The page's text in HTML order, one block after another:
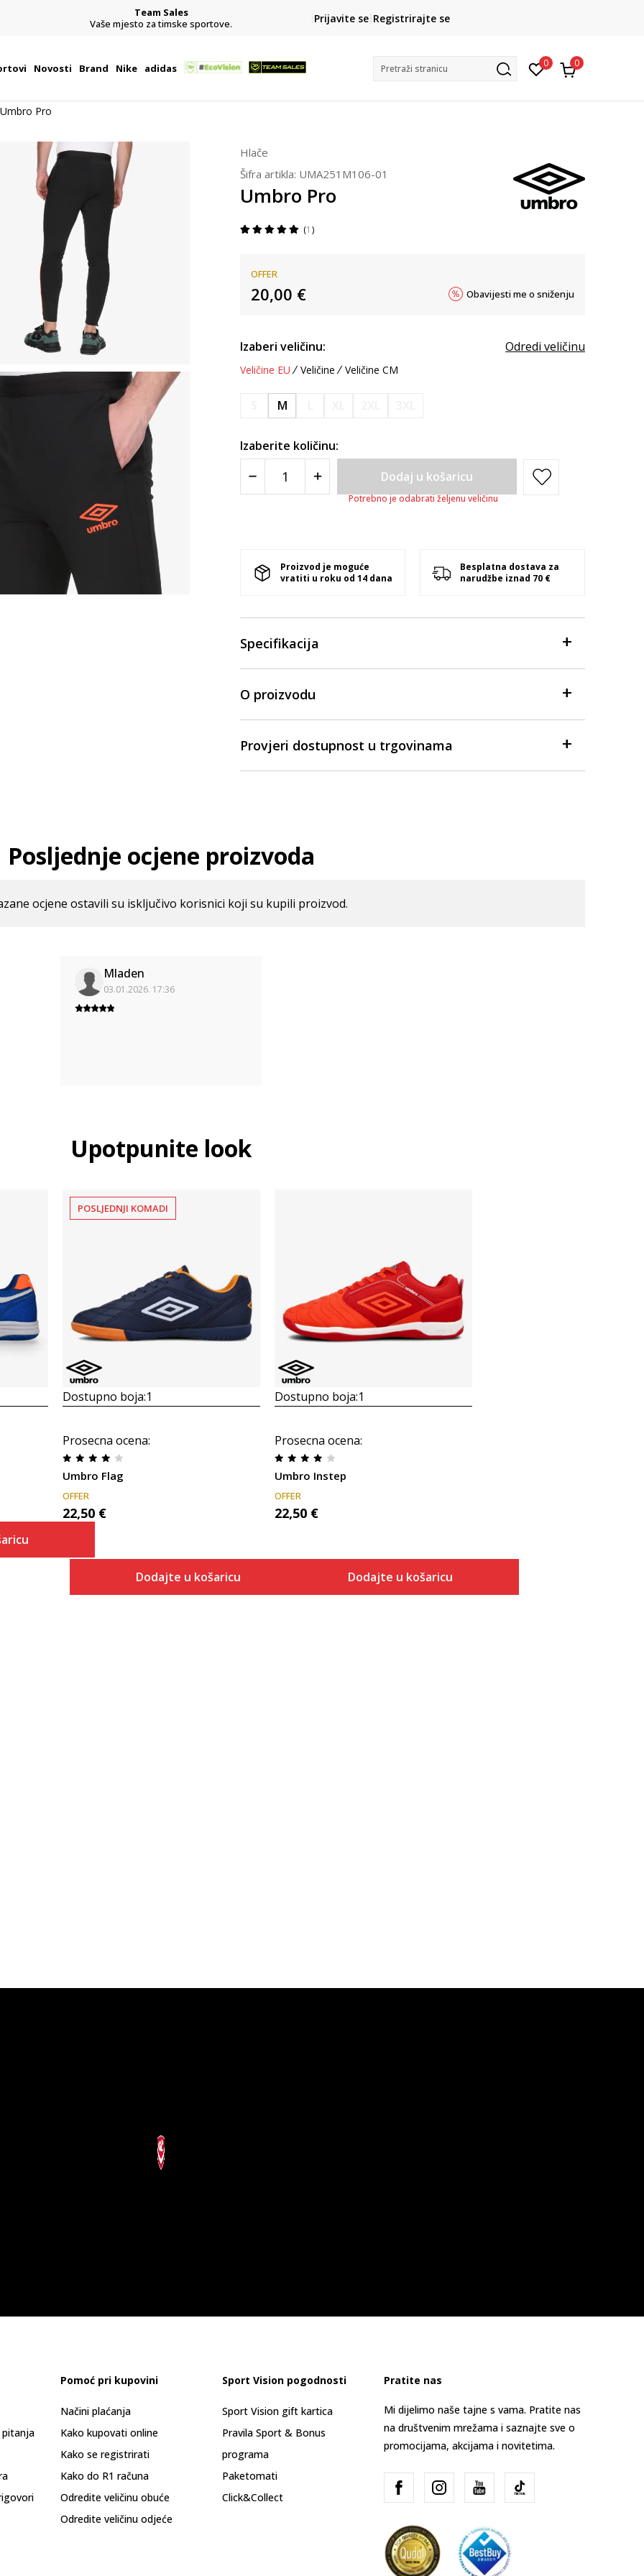
Team Sales
Vaše mjesto za timske sportove.
CLICK& COLLECT
besplatno preuzimanje u trgovini
Prijavite se Registrirajte se
Novosti Brand Nike adidas Pretraži stranicu 0 0
Umbro Pro
Hlače
Šifra artikla: UMA251M106-01
Umbro Pro
1
OFFER
20,00 € Obavijesti me o sniženju
Izaberi veličinu: Odredi veličinu
Veličine EU Veličine Veličine CM
M
Izaberite količinu:
Dodaj u košaricu
Potrebno je odabrati željenu veličinu
Proizvod je moguće
vratiti u roku od 14 dana
Besplatna dostava za
narudžbe iznad 70 €
Specifikacija
O proizvodu
Provjeri dostupnost u trgovinama
Posljednje ocjene proizvoda
ocjene ostavili su isključivo korisnici koji su kupili proizvod.
Mladen
03.01.2026. 17:36
Upotpunite look
POSLJEDNJI KOMADI
Dostupno boja:1
Prosecna ocena:
Umbro Flag
OFFER
22,50 €
Dodajte u košaricu
Dostupno boja:1
Prosecna ocena:
Umbro Instep
OFFER
22,50 €
Dodajte u košaricu
pitanja
Pomoć pri kupovini
Načini plaćanja
Kako kupovati online
Kako se registrirati
Kako do R1 računa
Odredite veličinu obuće
Odredite veličinu odjeće
Sport Vision pogodnosti
Sport Vision gift kartica
Pravila Sport & Bonus
programa
Paketomati
Click&Collect
Pratite nas
Mi dijelimo naše tajne s vama. Pratite nas
na društvenim mrežama i saznajte sve o
promocijama, akcijama i novitetima.